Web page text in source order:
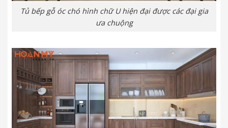
Tủ bếp gỗ óc chó hình chữ U hiện đại được các đại gia
ưa chuộng